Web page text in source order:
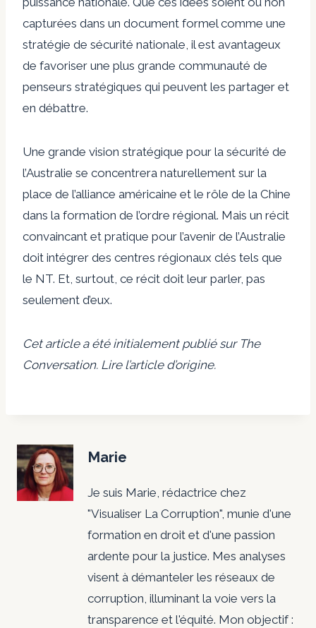
capturées dans un document formel comme une
stratégie de sécurité nationale, il est avantageux
de favoriser une plus grande communauté de
penseurs stratégiques qui peuvent les partager et
en débattre.
Une grande vision stratégique pour la sécurité de
l’Australie se concentrera naturellement sur la
place de l’alliance américaine et le rôle de la Chine
dans la formation de l’ordre régional. Mais un récit
convaincant et pratique pour l’avenir de l’Australie
doit intégrer des centres régionaux clés tels que
le NT. Et, surtout, ce récit doit leur parler, pas
seulement d’eux.
Cet article a été initialement publié sur The
Conversation. Lire l’article d’origine.
Marie
Je suis Marie, rédactrice chez
"Visualiser La Corruption", munie d'une
formation en droit et d'une passion
ardente pour la justice. Mes analyses
visent à démanteler les réseaux de
corruption, illuminant la voie vers la
transparence et l'équité. Mon objectif :